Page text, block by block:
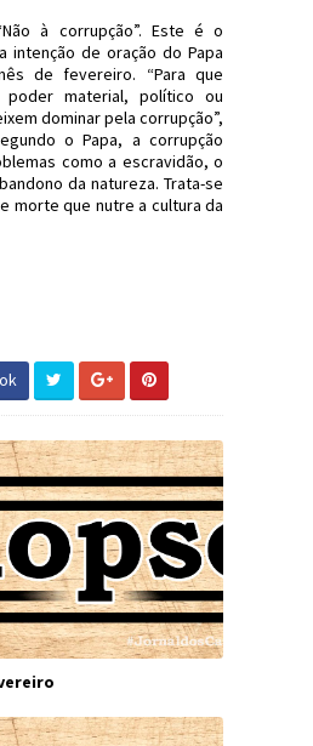
à corrupção”. Este é o
intenção de oração do Papa
de fevereiro. “Para que
material, político ou
dominar pela corrupção”,
o Papa, a corrupção
como a escravidão, o
da natureza. Trata-se
morte que nutre a cultura da